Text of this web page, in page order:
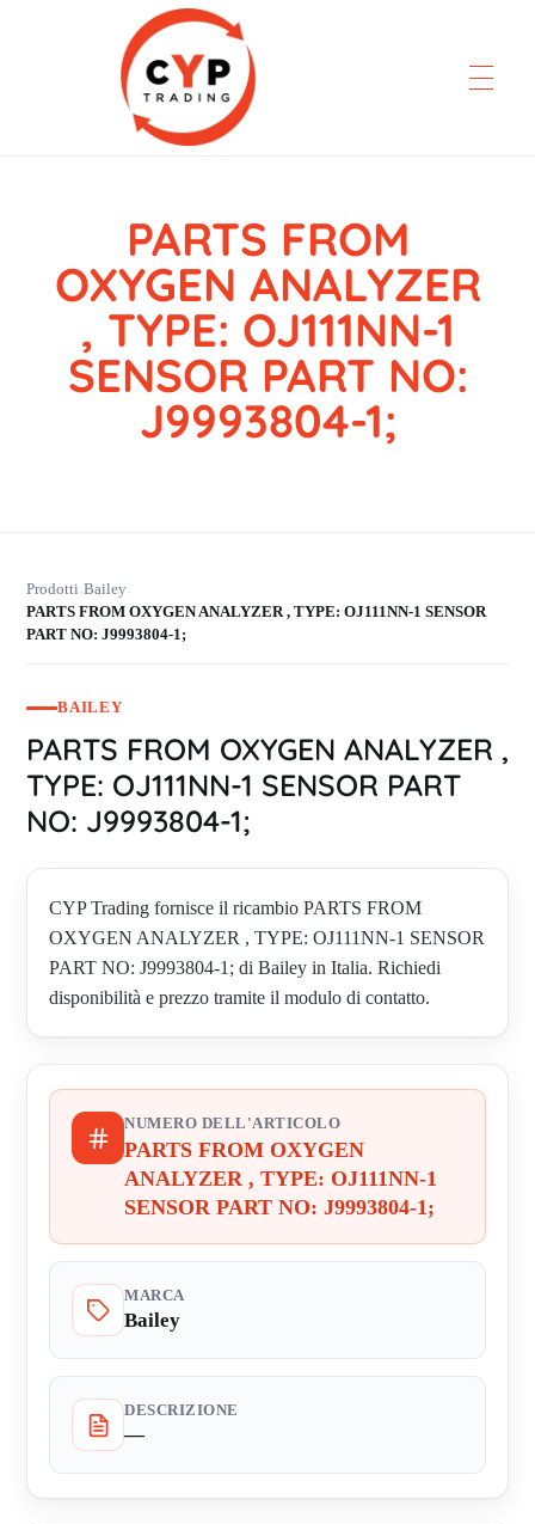
CYP Trading
Professionelle Ersatzteilbeschaffung
PARTS FROM
OXYGEN ANALYZER
, TYPE: OJ111NN-1
SENSOR PART NO:
J9993804-1;
Prodotti›Bailey›
PARTS FROM OXYGEN ANALYZER , TYPE: OJ111NN-1 SENSOR
PART NO: J9993804-1;
BAILEY
PARTS FROM OXYGEN ANALYZER ,
TYPE: OJ111NN-1 SENSOR PART
NO: J9993804-1;
CYP Trading fornisce il ricambio PARTS FROM
OXYGEN ANALYZER , TYPE: OJ111NN-1 SENSOR
PART NO: J9993804-1; di Bailey in Italia. Richiedi
disponibilità e prezzo tramite il modulo di contatto.
NUMERO DELL'ARTICOLO
PARTS FROM OXYGEN
ANALYZER , TYPE: OJ111NN-1
SENSOR PART NO: J9993804-1;
MARCA
Bailey
DESCRIZIONE
—